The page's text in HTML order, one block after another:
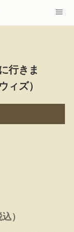
行きま
ズ）
）